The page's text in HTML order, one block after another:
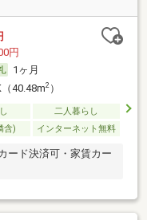
円
1ヶ月
40.48m2）
二人暮らし
含) インターネット無料
ード決済可・家賃カー